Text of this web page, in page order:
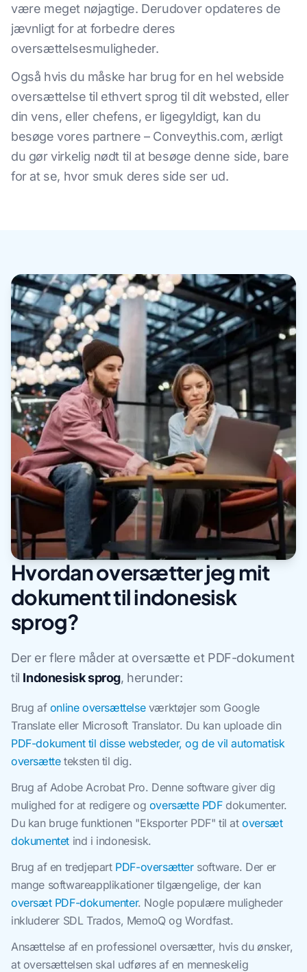
være meget nøjagtige. Derudover opdateres de
jævnligt for at forbedre deres
oversættelsesmuligheder.
Også hvis du måske har brug for en hel webside
oversættelse til ethvert sprog til dit websted, eller
din vens, eller chefens, er ligegyldigt, kan du
besøge vores partnere – Conveythis.com, ærligt
du gør virkelig nødt til at besøge denne side, bare
for at se, hvor smuk deres side ser ud.
Hvordan oversætter jeg mit
dokument til indonesisk
sprog?
Der er flere måder at oversætte et PDF-dokument
til Indonesisk sprog, herunder:
Brug af online oversættelseværktøjer som Google
Translate eller Microsoft Translator. Du kan uploade din
PDF-dokument til disse websteder, og de vil automatisk
oversætteteksten til dig.
Brug af Adobe Acrobat Pro. Denne software giver dig
mulighed for at redigere og oversætte PDFdokumenter.
Du kan bruge funktionen "Eksporter PDF" til atoversæt
dokumentet ind i indonesisk.
Brug af en tredjepart PDF-oversættersoftware. Der er
mange softwareapplikationer tilgængelige, der kan
oversæt PDF-dokumenter. Nogle populære muligheder
inkluderer SDL Trados, MemoQ og Wordfast.
Ansættelse af en professionel oversætter, hvis du ønsker,
at oversættelsen skal udføres af en menneskelig